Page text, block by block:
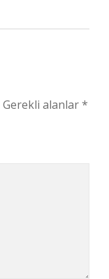
Gerekli alanlar*